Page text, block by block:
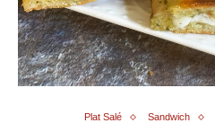
Plat Salé Sandwich